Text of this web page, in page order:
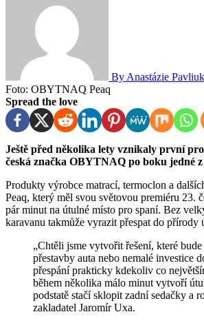
By Anastázie Pavliuk
Foto: OBYTNAQ Peaq
Spread the love
Ještě před několika lety vznikaly první prototypy matrací na míru do osobních vozů v plzeňské garáži, dnes stojí ryze
česká značka OBYTNAQ po boku jedné
Produkty výrobce matrací, termoclon a
Peaq, který měl svou světovou premiéru 23.
pár minut na útulné místo pro spaní. Bez
karavanu takmůže vyrazit přespat do přírody
„Chtěli jsme vytvořit řešení, které bude co nejjednodušší a maximálně komfortní. Bez nutnosti nějaké komplexní
přestavby auta nebo nemalé investice
přespání prakticky kdekoliv co
během několika málo minut vytvoří
podstatě stačí sklopit zadní sedačky
zakladatel Jaromír Uxa.